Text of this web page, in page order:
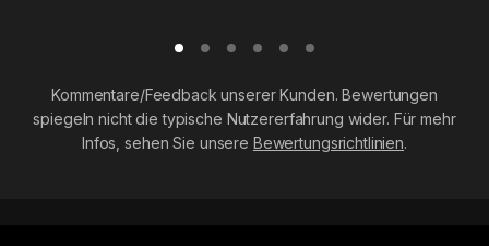
Kommentare/Feedback unserer Kunden. Bewertungen
spiegeln nicht die typische Nutzererfahrung wider. Für mehr
Infos, sehen Sie unsere Bewertungsrichtlinien.